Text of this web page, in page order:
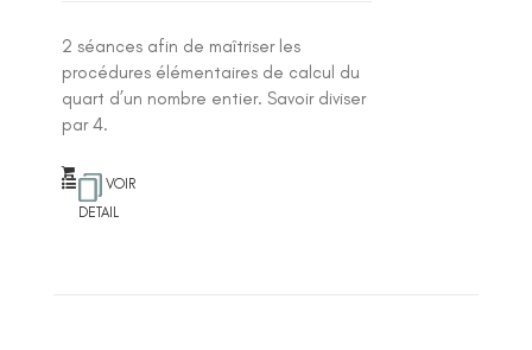
2 séances afin de maîtriser les
procédures élémentaires de calcul du
quart d’un nombre entier. Savoir diviser
par 4.
VOIR
DETAIL